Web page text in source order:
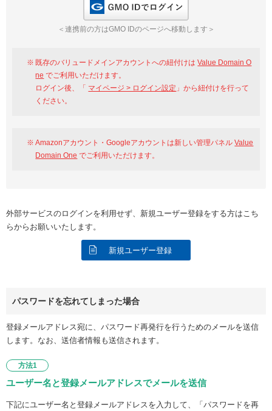
※AmazonはValue Domain Oneのログイン画面へ遷移します
GMO ID
＜連携前の方はGMO IDのページへ移動します＞
既存のバリュードメインアカウントへの紐付けはValue Domain O
ne でご利用いただけます。
ログイン後、「 マイページ > ログイン設定 」から紐付けを行って
ください。
Amazonアカウント・Googleアカウントは新しい管理パネルValue
Domain One でご利用いただけます。
外部サービスのログインを利用せず、新規ユーザー登録をする方はこち
らからお願いいたします。
新規ユーザー登録
パスワードを忘れてしまった場合
登録メールアドレス宛に、パスワード再発行を行うためのメールを送信
します。なお、送信者情報も送信されます。
方法1
ユーザー名と登録メールアドレスでメールを送信
下記にユーザー名と登録メールアドレスを入力して、「パスワードを再